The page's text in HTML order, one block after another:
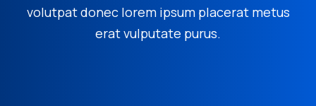
volutpat donec lorem ipsum placerat metus
erat vulputate purus.